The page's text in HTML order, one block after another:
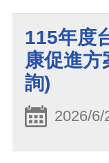
115年度
康促進方
詢)
2026/6/